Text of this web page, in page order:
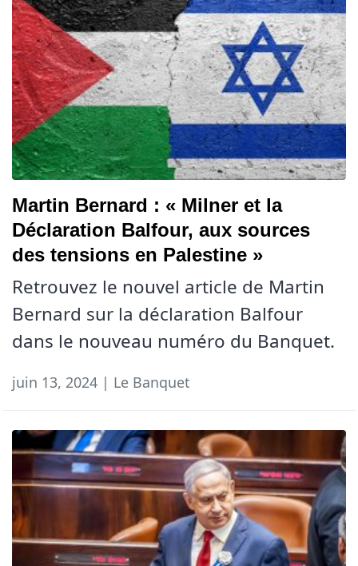
Martin Bernard : « Milner et la
Déclaration Balfour, aux sources
des tensions en Palestine »
Retrouvez le nouvel article de Martin
Bernard sur la déclaration Balfour
dans le nouveau numéro du Banquet.
juin 13, 2024 | Le Banquet